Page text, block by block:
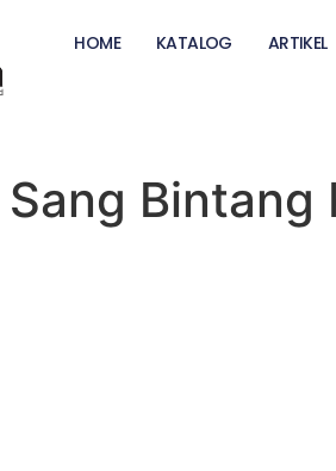
HOME
KATALOG ARTIKEL
Bintang